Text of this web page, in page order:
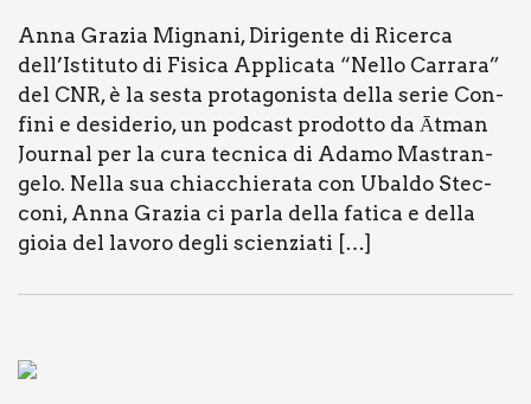
Anna Gra­zia Migna­ni, Diri­gen­te di Ricer­ca
dell’Istituto di Fisi­ca Appli­ca­ta “Nel­lo Car­ra­ra”
del CNR, è la sesta pro­ta­go­ni­sta del­la serie Con­
fi­ni e desi­de­rio, un pod­ca­st pro­dot­to da Ātman
Jour­nal per la cura tec­ni­ca di Ada­mo Mastran­
ge­lo. Nel­la sua chiac­chie­ra­ta con Ubal­do Stec­
co­ni, Anna Gra­zia ci par­la del­la fati­ca e del­la
gio­ia del lavo­ro degli scien­zia­ti […]